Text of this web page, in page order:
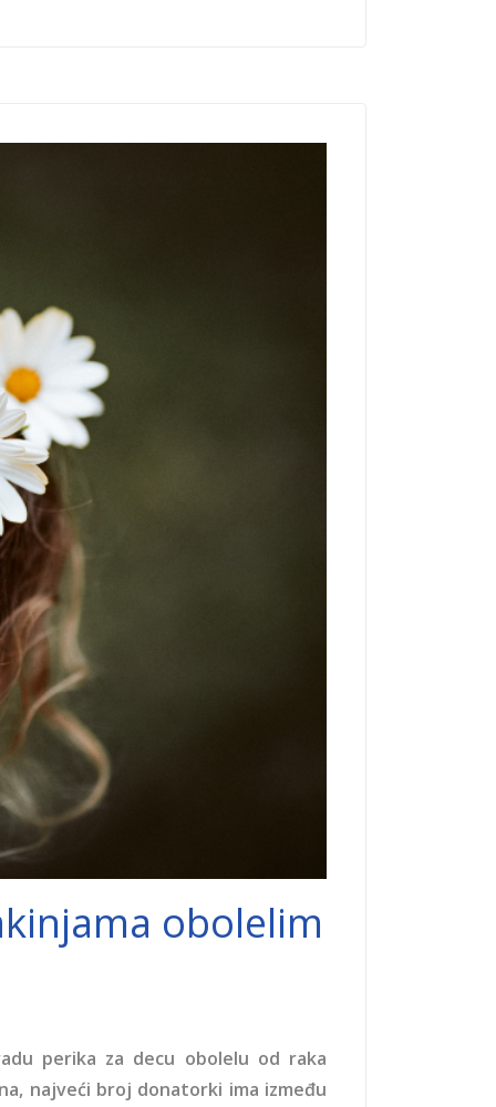
obolelim
perika za decu obolelu od raka
najveći broj donatorki ima između